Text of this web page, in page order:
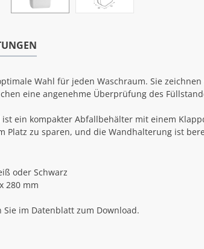
Wahl für jeden Waschraum. Sie
eine angenehme Überprüfung des
ist ein kompakter Abfallbehälter mit einem
Platz zu sparen, und die Wandhalterung ist
oder Schwarz
280 mm
im Datenblatt zum Download.